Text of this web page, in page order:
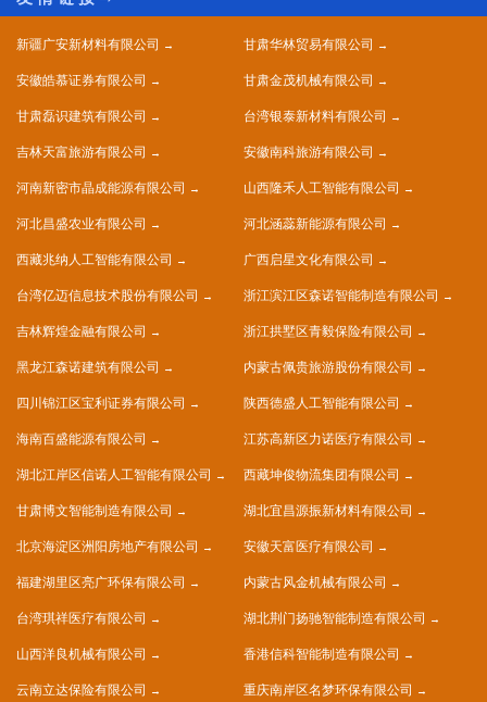
新疆广安新材料有限公司 甘肃华林贸易有限公司
安徽皓慕证券有限公司 甘肃金茂机械有限公司
甘肃磊识建筑有限公司 台湾银泰新材料有限公司
吉林天富旅游有限公司 安徽南科旅游有限公司
河南新密市晶成能源有限公司 山西隆禾人工智能有限公司
河北昌盛农业有限公司 河北涵蕊新能源有限公司
西藏兆纳人工智能有限公司 广西启星文化有限公司
台湾亿迈信息技术股份有限公司 浙江滨江区森诺智能制造有限公司
吉林辉煌金融有限公司 浙江拱墅区青毅保险有限公司
黑龙江森诺建筑有限公司 内蒙古佩贵旅游股份有限公司
四川锦江区宝利证券有限公司 陕西德盛人工智能有限公司
海南百盛能源有限公司 江苏高新区力诺医疗有限公司
湖北江岸区信诺人工智能有限公司 西藏坤俊物流集团有限公司
甘肃博文智能制造有限公司 湖北宜昌源振新材料有限公司
北京海淀区洲阳房地产有限公司 安徽天富医疗有限公司
福建湖里区亮广环保有限公司 内蒙古风金机械有限公司
台湾琪祥医疗有限公司 湖北荆门扬驰智能制造有限公司
山西洋良机械有限公司 香港信科智能制造有限公司
云南立达保险有限公司 重庆南岸区名梦环保有限公司